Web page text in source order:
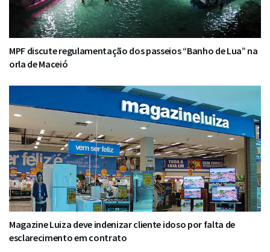
MPF discute regulamentação dos passeios “Banho de Lua” na
orla de Maceió
Magazine Luiza deve indenizar cliente idoso por falta de
esclarecimento em contrato